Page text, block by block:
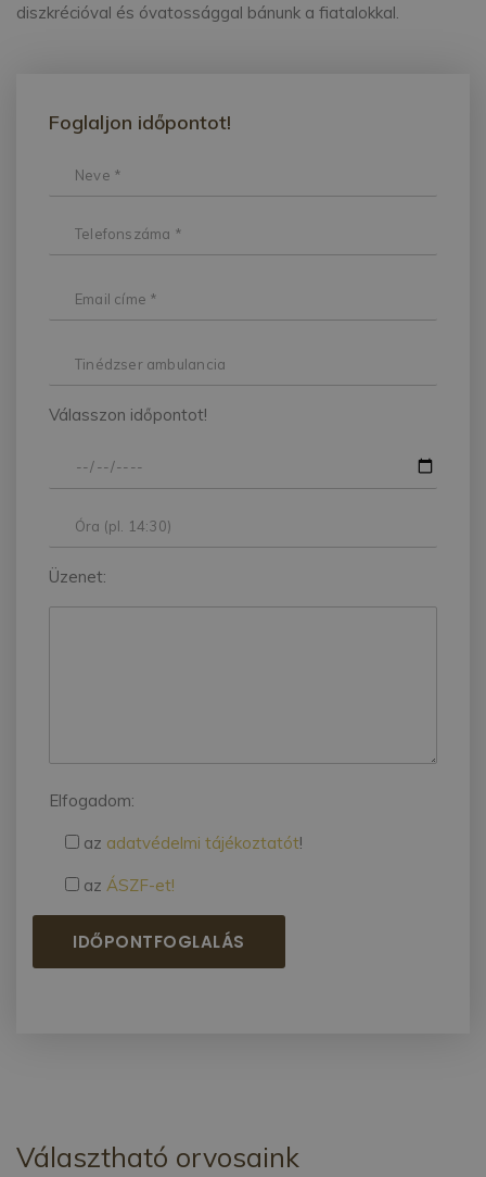
diszkrécióval és óvatossággal bánunk a fiatalokkal.
Foglaljon időpontot!
Válasszon időpontot!
Üzenet:
Elfogadom:
az adatvédelmi tájékoztatót!
az ÁSZF-et!
Választható orvosaink